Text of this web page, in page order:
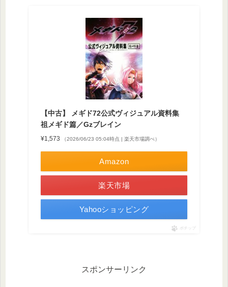
【中古】 メギド72公式ヴィジュアル資料集
祖メギド篇／Gzブレイン
¥1,573 （2026/06/23 05:04時点 | 楽天市場調べ）
Amazon
楽天市場
Yahooショッピング
ポチップ
スポンサーリンク